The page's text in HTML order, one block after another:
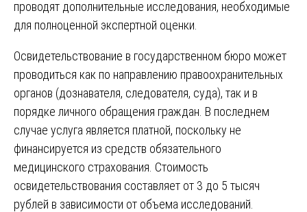
проводят дополнительные исследования, необходимые
для полноценной экспертной оценки.
Освидетельствование в государственном бюро может
проводиться как по направлению правоохранительных
органов (дознавателя, следователя, суда), так и в
порядке личного обращения граждан. В последнем
случае услуга является платной, поскольку не
финансируется из средств обязательного
медицинского страхования. Стоимость
освидетельствования составляет от 3 до 5 тысяч
рублей в зависимости от объема исследований.